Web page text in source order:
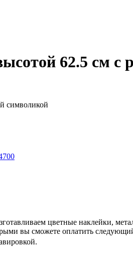
62.5 см с
символикой
цветные наклейки,
вы сможете оплатить